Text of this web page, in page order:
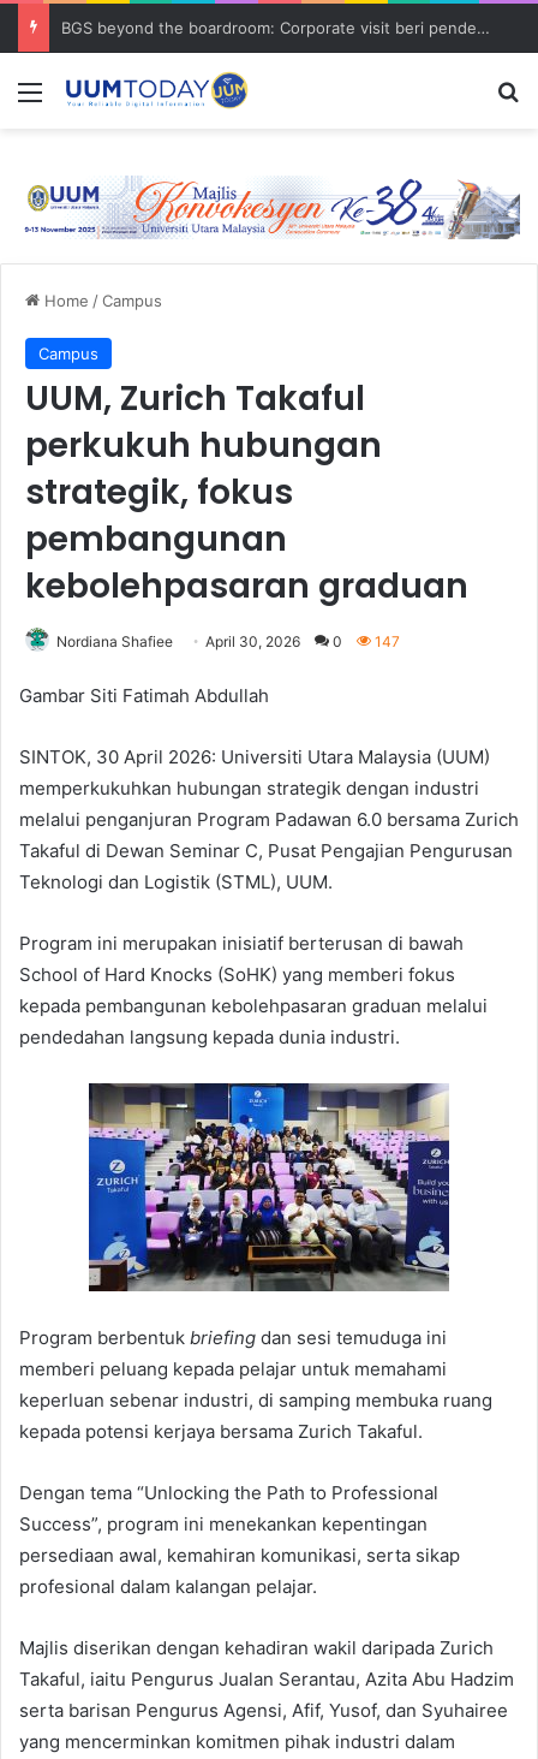
BGS beyond the boardroom: Corporate visit beri pendedahan dunia korporat kepada PELAJAR UUM
Menu
Home /Campus
Campus
UUM, Zurich Takaful
perkukuh hubungan
strategik, fokus
pembangunan
kebolehpasaran graduan
Nordiana Shafiee April 30, 2026 0 147
Gambar Siti Fatimah Abdullah
SINTOK, 30 April 2026: Universiti Utara Malaysia (UUM)
memperkukuhkan hubungan strategik dengan industri
melalui penganjuran Program Padawan 6.0 bersama Zurich
Takaful di Dewan Seminar C, Pusat Pengajian Pengurusan
Teknologi dan Logistik (STML), UUM.
Program ini merupakan inisiatif berterusan di bawah
School of Hard Knocks (SoHK) yang memberi fokus
kepada pembangunan kebolehpasaran graduan melalui
pendedahan langsung kepada dunia industri.
Program berbentuk briefing dan sesi temuduga ini
memberi peluang kepada pelajar untuk memahami
keperluan sebenar industri, di samping membuka ruang
kepada potensi kerjaya bersama Zurich Takaful.
Dengan tema “Unlocking the Path to Professional
Success”, program ini menekankan kepentingan
persediaan awal, kemahiran komunikasi, serta sikap
profesional dalam kalangan pelajar.
Majlis diserikan dengan kehadiran wakil daripada Zurich
Takaful, iaitu Pengurus Jualan Serantau, Azita Abu Hadzim
serta barisan Pengurus Agensi, Afif, Yusof, dan Syuhairee
yang mencerminkan komitmen pihak industri dalam